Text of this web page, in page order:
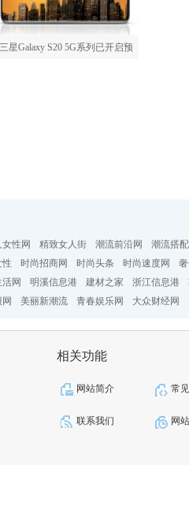
三星Galaxy S20 5G系列已开启预
性网 精致女人街 潮流前沿网
潮流搭
性 时尚招商网 时尚头条 时尚速度网
活网 明溪信息港 建材之家 浙江信息港
美丽新潮流 青春娱乐网 大众财经网
相关功能
网站简介 常
联系我们 网